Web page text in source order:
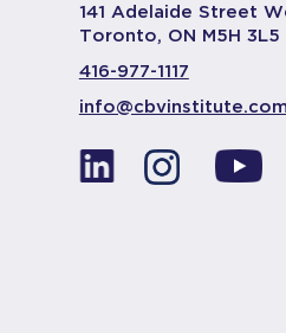
141 Adelaide Street
Toronto, ON M5H 3L5
416-977-1117